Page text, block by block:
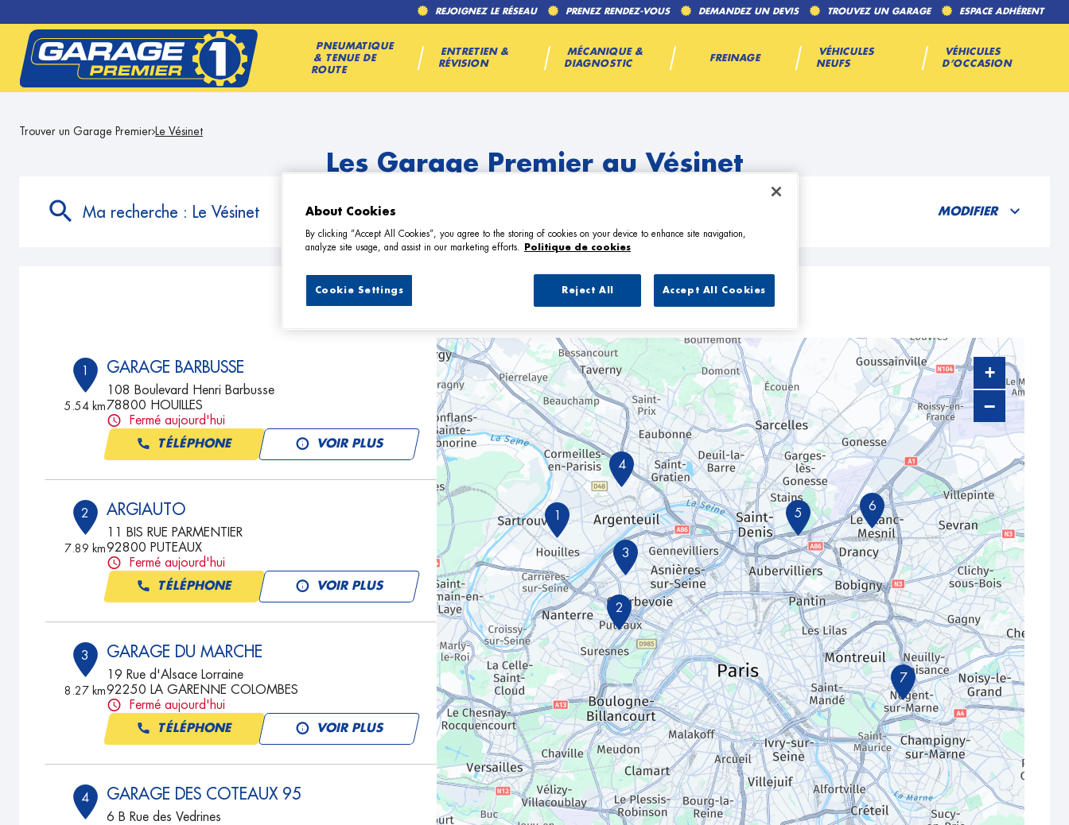
REJOIGNEZ LE RÉSEAU PRENEZ RENDEZ-VOUS DEMANDEZ UN DEVIS TROUVEZ UN GARAGE ESPACE ADHÉRENT
PNEUMATIQUE
& TENUE DE
ROUTE
ENTRETIEN &
RÉVISION
MÉCANIQUE &
DIAGNOSTIC
FREINAGE
VÉHICULES
NEUFS
VÉHICULES
D’OCCASION
Trouver un Garage Premier Le Vésinet
Les Garage Premier au Vésinet
Ma recherche : Le Vésinet MODIFIER
7 Garage Premier au Vésinet
1
5.54 km
GARAGE BARBUSSE
108 Boulevard Henri Barbusse
78800 HOUILLES
Fermé aujourd'hui
TÉLÉPHONE VOIR PLUS
2
7.89 km
ARGIAUTO
11 BIS RUE PARMENTIER
92800 PUTEAUX
Fermé aujourd'hui
TÉLÉPHONE VOIR PLUS
3
8.27 km
GARAGE DU MARCHE
19 Rue d'Alsace Lorraine
92250 LA GARENNE COLOMBES
Fermé aujourd'hui
TÉLÉPHONE VOIR PLUS
4 GARAGE DES COTEAUX 95
6 B Rue des Vedrines
7
6
5
4
1
3
2
+
−
About Cookies
By clicking “Accept All Cookies”, you agree to the storing of cookies on your device to enhance site navigation,
analyze site usage, and assist in our marketing efforts.
Politique de cookies
Reject All Accept All Cookies
Cookie Settings